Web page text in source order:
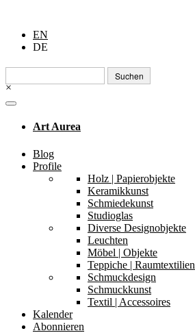
EN
DE
Suchen
nach:
×
Art Aurea
Blog
Profile
Holz | Papierobjekte
Keramikkunst
Schmiedekunst
Studioglas
Diverse Designobjekte
Leuchten
Möbel | Objekte
Teppiche | Raumtextilien
Schmuckdesign
Schmuckkunst
Textil | Accessoires
Kalender
Abonnieren